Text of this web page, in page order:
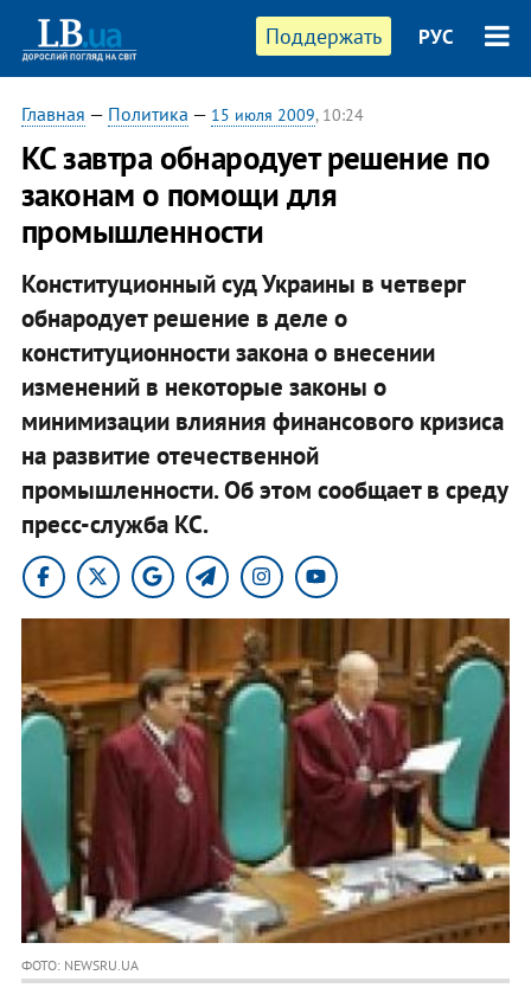
Поддержать РУС
Главная — Политика — 15 июля 2009, 10:24
КС завтра обнародует решение по
законам о помощи для
промышленности
Конституционный суд Украины в четверг
обнародует решение в деле о
конституционности закона о внесении
изменений в некоторые законы о
минимизации влияния финансового кризиса
на развитие отечественной
промышленности. Об этом сообщает в среду
пресс-служба КС.
ФОТО: NEWSRU.UA